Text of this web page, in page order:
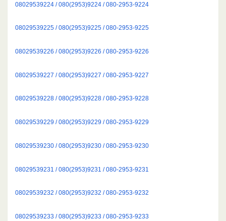
08029539224 / 080(2953)9224 / 080-2953-9224
08029539225 / 080(2953)9225 / 080-2953-9225
08029539226 / 080(2953)9226 / 080-2953-9226
08029539227 / 080(2953)9227 / 080-2953-9227
08029539228 / 080(2953)9228 / 080-2953-9228
08029539229 / 080(2953)9229 / 080-2953-9229
08029539230 / 080(2953)9230 / 080-2953-9230
08029539231 / 080(2953)9231 / 080-2953-9231
08029539232 / 080(2953)9232 / 080-2953-9232
08029539233 / 080(2953)9233 / 080-2953-9233